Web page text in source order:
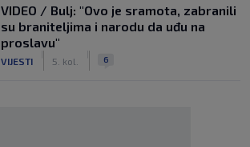
VIDEO / Bulj: "Ovo je sramota, zabranili
su braniteljima i narodu da uđu na
proslavu"
VIJESTI 5. kol. 6